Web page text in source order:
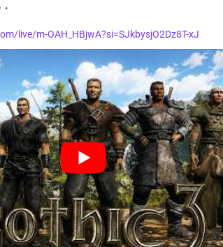
·
live/m-OAH_HBjwA?si=SJkbysjO2Dz8T-xJ